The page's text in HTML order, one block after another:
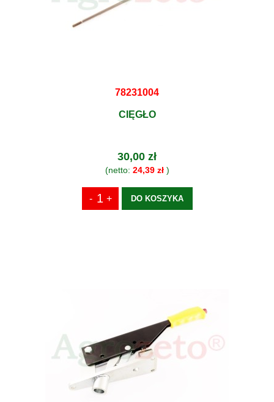
78231004
CIĘGŁO
30,00 zł
(netto: 24,39 zł)
DO KOSZYKA